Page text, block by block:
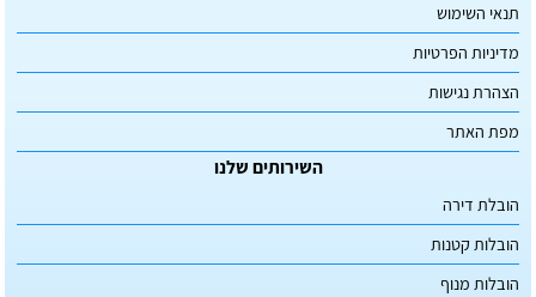
תנאי השימוש
מדיניות הפרטיות
הצהרת נגישות
מפת האתר
השירותים שלנו
הובלת דירה
הובלות קטנות
הובלות מנוף